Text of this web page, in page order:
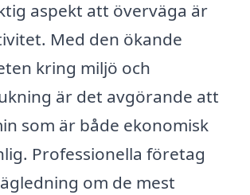
aspekt att överväga är
Med den ökande
kring miljö och
är det avgörande att
som är både ekonomisk
Professionella företag
om de mest